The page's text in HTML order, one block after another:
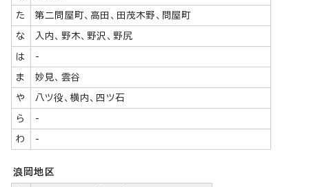
た 第二問屋町、高田、田茂木野、問屋町
な 入内、野木、野沢、野尻
は -
ま 妙見、雲谷
や 八ツ役、横内、四ツ石
ら -
わ -
浪岡地区